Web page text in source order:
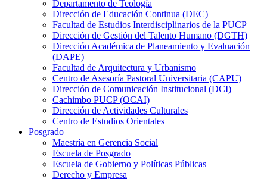
Departamento de Teología
Dirección de Educación Continua (DEC)
Facultad de Estudios Interdisciplinarios de la PUCP
Dirección de Gestión del Talento Humano (DGTH)
Dirección Académica de Planeamiento y Evaluación
(DAPE)
Facultad de Arquitectura y Urbanismo
Centro de Asesoría Pastoral Universitaria (CAPU)
Dirección de Comunicación Institucional (DCI)
Cachimbo PUCP (OCAI)
Dirección de Actividades Culturales
Centro de Estudios Orientales
Posgrado
Maestría en Gerencia Social
Escuela de Posgrado
Escuela de Gobierno y Políticas Públicas
Derecho y Empresa